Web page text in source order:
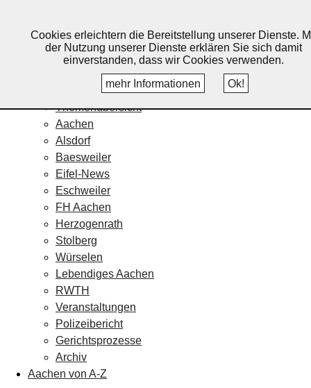
Home
Veranstaltungskalender
Themenübersicht
Aachen
Alsdorf
Baesweiler
Eifel-News
Eschweiler
FH Aachen
Herzogenrath
Stolberg
Würselen
Lebendiges Aachen
RWTH
Veranstaltungen
Polizeibericht
Gerichtsprozesse
Archiv
Aachen von A-Z
Cookies erleichtern die Bereitstellung unserer Dienste.
der Nutzung unserer Dienste erklären Sie sich damit
einverstanden, dass wir Cookies verwenden.
mehr Informationen
Ok!